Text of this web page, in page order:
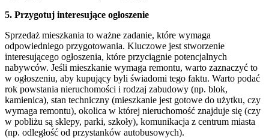
5. Przygotuj interesujące ogłoszenie
Sprzedaż mieszkania to ważne zadanie, które wymaga
odpowiedniego przygotowania. Kluczowe jest stworzenie
interesującego ogłoszenia, które przyciągnie potencjalnych
nabywców. Jeśli mieszkanie wymaga remontu, warto zaznaczyć to
w ogłoszeniu, aby kupujący byli świadomi tego faktu. Warto podać
rok powstania nieruchomości i rodzaj zabudowy (np. blok,
kamienica), stan techniczny (mieszkanie jest gotowe do użytku, czy
wymaga remontu), okolica w której nieruchomość znajduje się (czy
w pobliżu są sklepy, parki, szkoły), komunikacja z centrum miasta
(np. odległość od przystanków autobusowych).